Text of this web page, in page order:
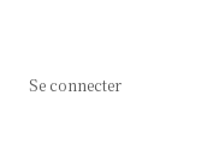
Se connecter